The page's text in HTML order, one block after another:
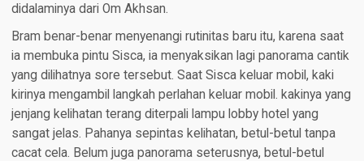
didalaminya dari Om Akhsan.
Bram benar-benar menyenangi rutinitas baru itu, karena saat
ia membuka pintu Sisca, ia menyaksikan lagi panorama cantik
yang dilihatnya sore tersebut. Saat Sisca keluar mobil, kaki
kirinya mengambil langkah perlahan keluar mobil. kakinya yang
jenjang kelihatan terang diterpali lampu lobby hotel yang
sangat jelas. Pahanya sepintas kelihatan, betul-betul tanpa
cacat cela. Belum juga panorama seterusnya, betul-betul